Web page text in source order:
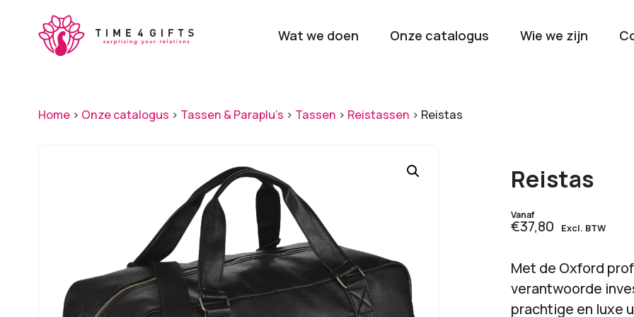
Wat we doen Onze catalogus
Laat je door ons
verrassen
flessen
De nieuwste items
tijdens elk
Wie we zijn
Home > Onze catalogus > Tassen & Paraplu's > Tassen > Reistassen > Reistas
Reistas
Vanaf
€37,80 Excl. BTW
Met de Oxford
verantwoorde
prachtige en luxe